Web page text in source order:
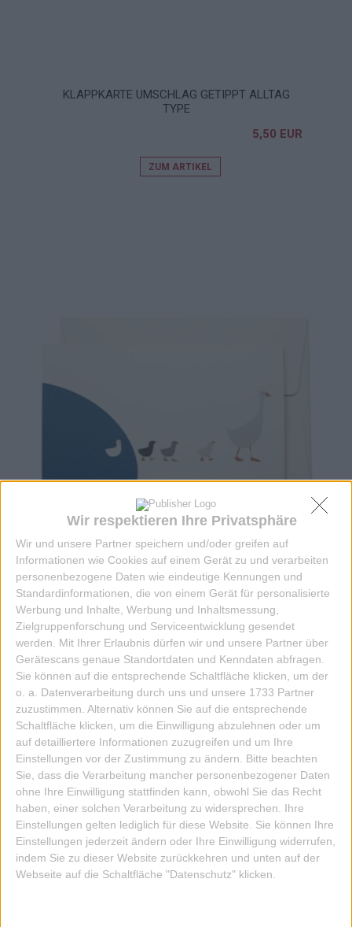
Wir respektieren Ihre Privatsphäre
Wir und unsere Partner speichern und/oder greifen auf
Informationen wie Cookies auf einem Gerät zu und verarbeiten
personenbezogene Daten wie eindeutige Kennungen und
Standardinformationen, die von einem Gerät für personalisierte
Werbung und Inhalte, Werbung und Inhaltsmessung,
Zielgruppenforschung und Serviceentwicklung gesendet
werden.
Mit Ihrer Erlaubnis dürfen wir und unsere Partner über
Gerätescans genaue Standortdaten und Kenndaten abfragen.
Sie können auf die entsprechende Schaltfläche klicken, um der
o. a. Datenverarbeitung durch uns und unsere 1733 Partner
zuzustimmen. Alternativ können Sie auf die entsprechende
Schaltfläche klicken, um die Einwilligung abzulehnen oder um
auf detailliertere Informationen zuzugreifen und um Ihre
Einstellungen vor der Zustimmung zu ändern.
Bitte beachten
Sie, dass die Verarbeitung mancher personenbezogener Daten
ohne Ihre Einwilligung stattfinden kann, obwohl Sie das Recht
haben, einer solchen Verarbeitung zu widersprechen. Ihre
Einstellungen gelten lediglich für diese Website. Sie können Ihre
Einstellungen jederzeit ändern oder Ihre Einwilligung widerrufen,
indem Sie zu dieser Website zurückkehren und unten auf der
Webseite auf die Schaltfläche "Datenschutz" klicken.
KLAPPKARTE UMSCHLAG GETIPPT ALLTAG
TYPE
5,50 EUR
ZUM ARTIKEL
KLAPPKARTE U EHE UND FAM PLEASED
4,00 EUR
ZUM ARTIKEL